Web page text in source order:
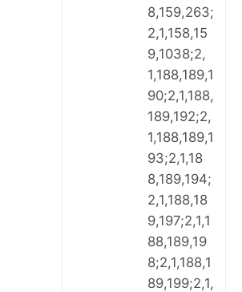
8,159,263;
2,1,158,15
9,1038;2,
1,188,189,1
90;2,1,188,
189,192;2,
1,188,189,1
93;2,1,18
8,189,194;
2,1,188,18
9,197;2,1,1
88,189,19
8;2,1,188,1
89,199;2,1,